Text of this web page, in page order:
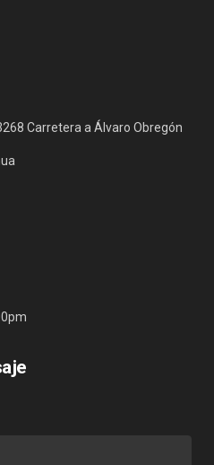
Carretera a Álvaro Obregón